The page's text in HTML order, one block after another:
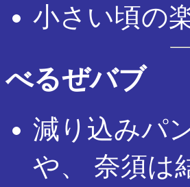
小さい頃の
べるぜバブ
減り込みパ
や、 奈須は